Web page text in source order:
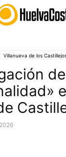
Villanueva de los